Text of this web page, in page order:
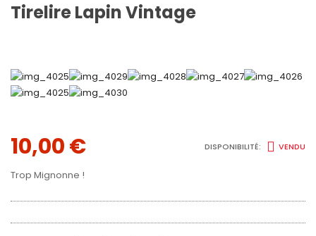
Tirelire Lapin Vintage
10,00€ DISPONIBILITÉ: VENDU
Trop Mignonne !